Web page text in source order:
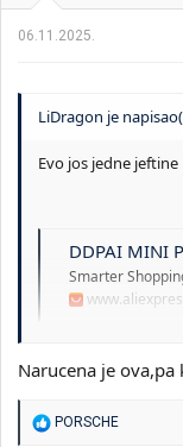
06.11.2025.
LiDragon je
Evo jos jedne jeftine
DDPAI MINI Pro Dashcam 3K HDR
Smarter
Narucena je
R
PORSCHE